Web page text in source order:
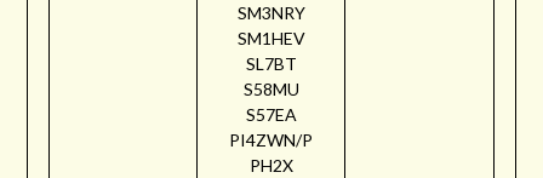
SM3NRY
SM1HEV
SL7BT
S58MU
S57EA
PI4ZWN/P
PH2X